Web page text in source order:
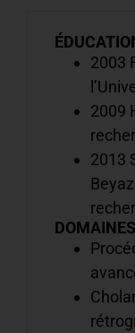
2003
2009
2013